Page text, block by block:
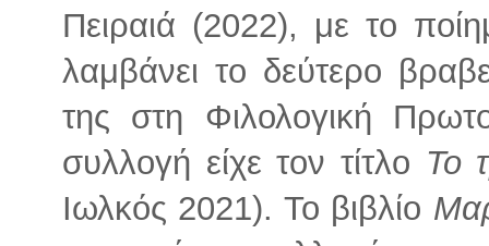
Πειραιά (2022), με το
λαμβάνει το δεύτερο
της στη Φιλολογική
συλλογή είχε τον τίτλο Το
Ιωλκός 2021). Το βιβλίο